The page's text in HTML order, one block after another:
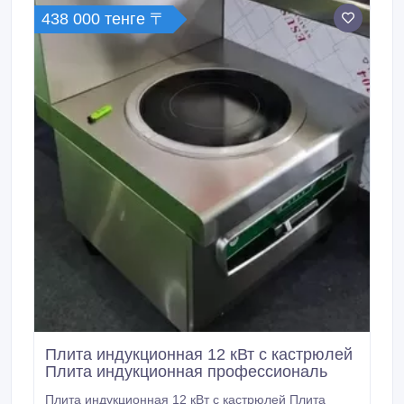
окошко в двери - из закаленного стекла, основание -
из керамики.
438 000 тенге 〒
Плита индукционная 12 кВт с кастрюлей
Плита индукционная профессиональ
Плита индукционная 12 кВт с кастрюлей Плита